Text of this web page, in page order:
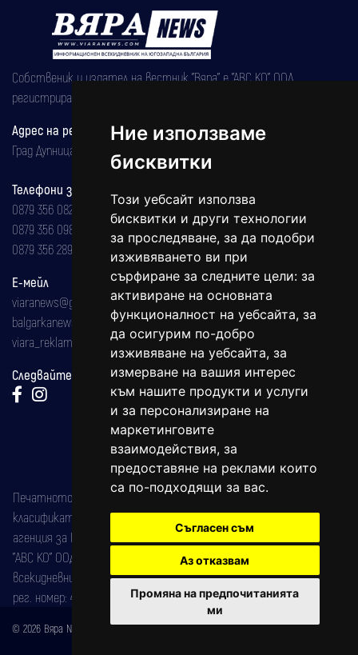
Ние използваме
бисквитки
Този уебсайт използва
бисквитки и други технологии
за проследяване, за да подобри
изживяването ви при
сърфиране за следните цели: за
активиране на основната
функционалност на уебсайта, за
да осигурим по-добро
изживяване на уебсайта, за
измерване на вашия интерес
към нашите продукти и услуги
и за персонализиране на
маркетинговите
взаимодействия, за
предоставяне на реклами които
са по-подходящи за вас.
Съгласен съм
Аз отказвам
Промяна на предпочитанията
ми
Собственик и издател на вестник "Вяра" е "АВС КО" ООД,
регистрирана на 08.05.2002 година.
Адрес на редакцията
Град Дупница, ул.''Христо Ботев" 43
Телефони за реклама и абонаменти
0879 356 082
0879 356 098
0879 356 289
Е-мейл
viaranews@gmail.com
balgarkanews@gmail.com
viara_reklama@mail.bg
Следвайте ни:
Печатното издание на вестника е регистрирано в националния
класификатор на печатните издания (Българска национална
агенция за ISSN) под номер: ISSN 1312-4722.
"АВС КО" ООД е притежател на марката: Вяра информационен
всекидневник на югозападна България, със свидетелство за марка
рег. номер: 47857/11.05.2004 година.
© 2026 Вяра News Всички права запазени!